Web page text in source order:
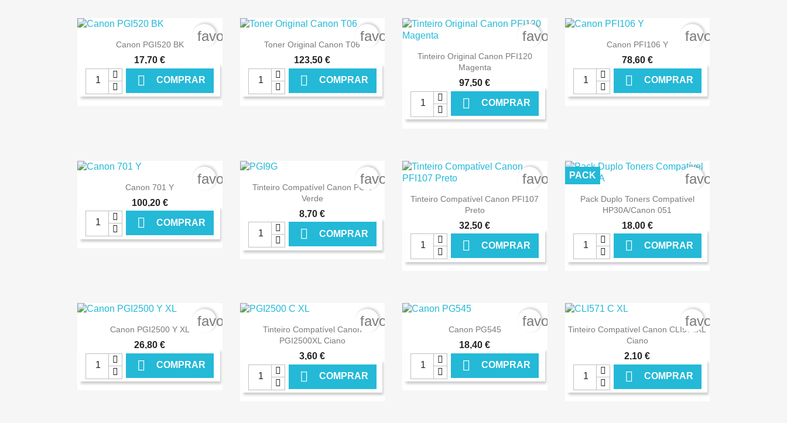
 Ver+
Canon PGI520 BK
17,70 €
 COMPRAR
favorite_border  Ver+
Toner Original Canon T06
123,50 €
 COMPRAR
favorite_border
 Ver+
Tinteiro Original Canon PFI120
Magenta
97,50 €
 COMPRAR
favorite_border  Ver+
Canon PFI106 Y
78,60 €
 COMPRAR
favorite_border
 Ver+
Canon 701 Y
100,20 €
 COMPRAR
favorite_border  Ver+
Tinteiro Compatível Canon PGI9
Verde
8,70 €
 COMPRAR
favorite_border
 Ver+
Tinteiro Compatível Canon PFI107
Preto
32,50 €
 COMPRAR
favorite_border
 Ver+
Pack Duplo Toners Compatível
HP30A/Canon 051
18,00 €
 COMPRAR
PACK favorite_border
 Ver+
Canon PGI2500 Y XL
26,80 €
 COMPRAR
favorite_border  Ver+
Tinteiro Compatível Canon
PGI2500XL Ciano
3,60 €
 COMPRAR
favorite_border  Ver+
Canon PG545
18,40 €
 COMPRAR
favorite_border  Ver+
Tinteiro Compatível Canon CLI571XL
Ciano
2,10 €
 COMPRAR
favorite_border